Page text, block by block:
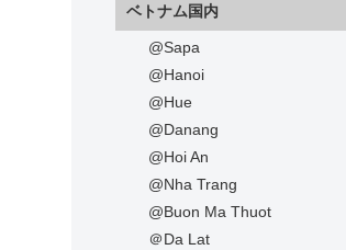
ベトナム国内
@Sapa
@Hanoi
@Hue
@Danang
@Hoi An
@Nha Trang
@Buon Ma Thuot
＠Da Lat